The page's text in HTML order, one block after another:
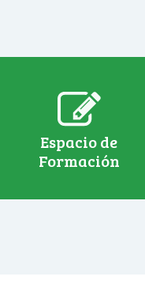
Espacio de
Formación